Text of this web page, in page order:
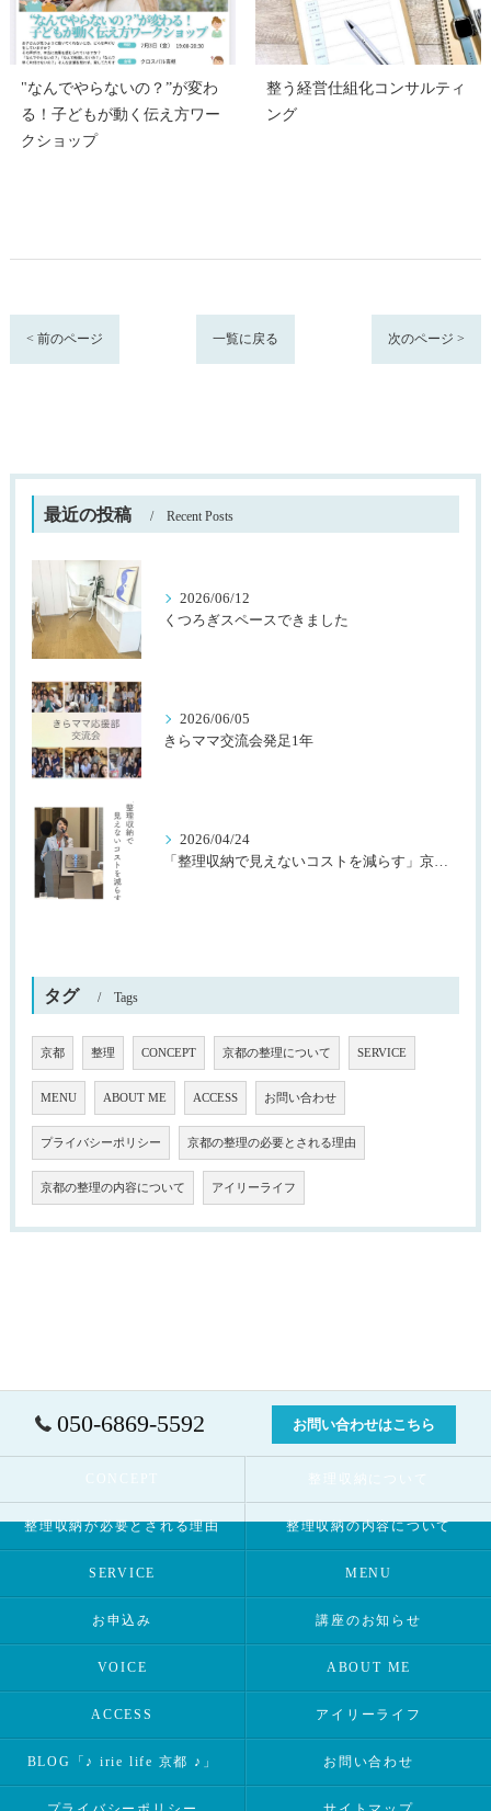
"なんでやらないの？”が変わ
る！子どもが動く伝え方ワー
クショップ
整う経営仕組化コンサルティ
ング
< 前のページ 一覧に戻る 次のページ >
最近の投稿 Recent Posts
2026/06/12
くつろぎスペースできました
2026/06/05
きらママ交流会発足1年
2026/04/24
「整理収納で見えないコストを減らす」京都桂川ロータリークラブ様主催
タグ Tags
京都 整理 CONCEPT 京都の整理について SERVICE
MENU ABOUT ME ACCESS お問い合わせ
プライバシーポリシー 京都の整理の必要とされる理由
京都の整理の内容について アイリーライフ
050-6869-5592 お問い合わせはこちら
CONCEPT 整理収納について
整理収納が必要とされる理由 整理収納の内容について
SERVICE MENU
お申込み 講座のお知らせ
VOICE ABOUT ME
ACCESS アイリーライフ
BLOG「♪ irie life 京都 ♪」 お問い合わせ